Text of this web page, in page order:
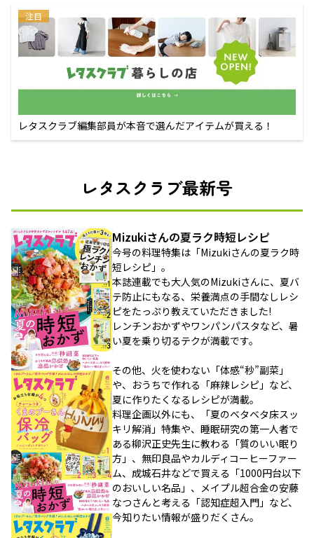
注目
レタスクラブ編集部員が本音で選んだアイテムが買える！
レタスクラブ最新号
Mizukiさんの夏ラク時短レシピ
今号の料理特集は「Mizukiさんの夏ラク時
短レシピ」。
本誌連載でも大人気のMizukiさんに、夏バ
テ防止にもなる、栄養満点の手間なしレシ
ピをたっぷり教えていただきました!
レンチンおかずやワンパンパスタなど、暑
い夏を乗り切るテクが満載です。
その他、火を使わない「体感“秒”副菜」
や、おうちで作れる「麻辣レシピ」など、
夏に作りたくなるレシピが満載。
料理企画以外にも、「夏のベタベタ床スッ
キリ解消」特集や、睡眠研究の第一人者で
ある柳沢正史先生に教わる「質のいい眠り
方」、無印良品やカルディコーヒーファー
ム、成城石井などで買える「1000円台以下
のおいしい名品」、メイプル超合金の安藤
なつさんと考える「認知症超入門」など、
今知りたい情報が盛りだくさん。